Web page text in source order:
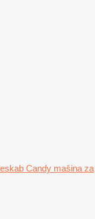
Candy mašina za